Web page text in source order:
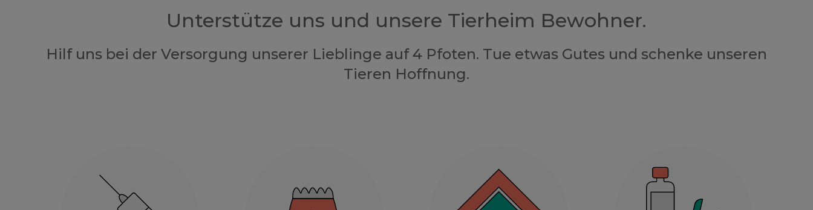
Unterstütze uns und unsere Tierheim Bewohner.
Hilf uns bei der Versorgung unserer Lieblinge auf 4 Pfoten. Tue etwas Gutes und schenke unseren
Tieren Hoffnung.